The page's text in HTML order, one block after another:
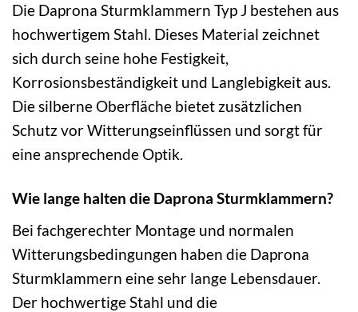
Die Daprona Sturmklammern Typ J bestehen aus
hochwertigem Stahl. Dieses Material zeichnet
sich durch seine hohe Festigkeit,
Korrosionsbeständigkeit und Langlebigkeit aus.
Die silberne Oberfläche bietet zusätzlichen
Schutz vor Witterungseinflüssen und sorgt für
eine ansprechende Optik.
Wie lange halten die Daprona Sturmklammern?
Bei fachgerechter Montage und normalen
Witterungsbedingungen haben die Daprona
Sturmklammern eine sehr lange Lebensdauer.
Der hochwertige Stahl und die